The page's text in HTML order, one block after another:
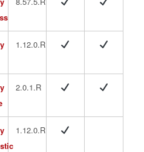
1.12.0.R
2.0.1.R
1.12.0.R